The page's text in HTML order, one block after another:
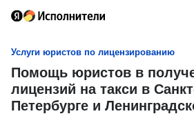
Услуги юристов по лицензированию
Помощь юристов в
лицензий на такси в
Петербурге и